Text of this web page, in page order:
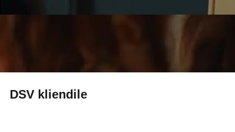
DSV kliendile